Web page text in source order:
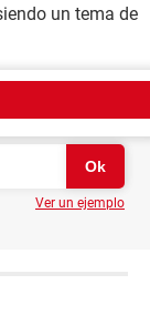
un tema de
Ver un ejemplo